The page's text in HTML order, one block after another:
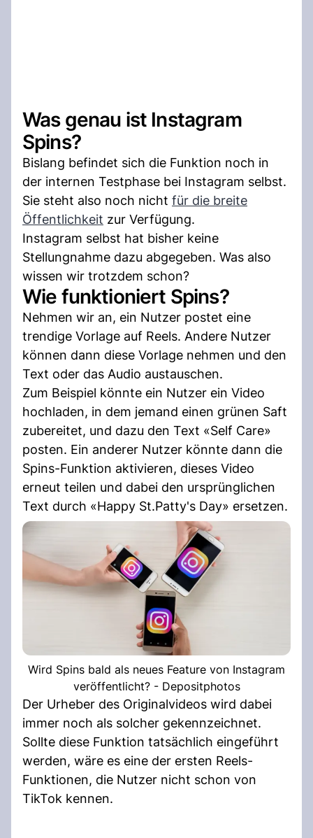
Was genau ist Instagram
Spins?
Bislang befindet sich die Funktion noch in
der internen Testphase bei Instagram selbst.
Sie steht also noch nicht für die breite
Öffentlichkeit zur Verfügung.
Instagram selbst hat bisher keine
Stellungnahme dazu abgegeben. Was also
wissen wir trotzdem schon?
Wie funktioniert Spins?
Nehmen wir an, ein Nutzer postet eine
trendige Vorlage auf Reels. Andere Nutzer
können dann diese Vorlage nehmen und den
Text oder das Audio austauschen.
Zum Beispiel könnte ein Nutzer ein Video
hochladen, in dem jemand einen grünen Saft
zubereitet, und dazu den Text «Self Care»
posten. Ein anderer Nutzer könnte dann die
Spins-Funktion aktivieren, dieses Video
erneut teilen und dabei den ursprünglichen
Text durch «Happy St.Patty's Day» ersetzen.
Wird Spins bald als neues Feature von Instagram
veröffentlicht? - Depositphotos
Der Urheber des Originalvideos wird dabei
immer noch als solcher gekennzeichnet.
Sollte diese Funktion tatsächlich eingeführt
werden, wäre es eine der ersten Reels-
Funktionen, die Nutzer nicht schon von
TikTok kennen.